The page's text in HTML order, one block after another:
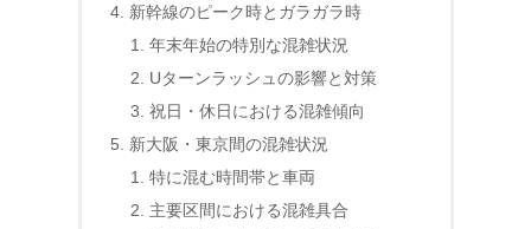
新幹線のピーク時とガラガラ時
年末年始の特別な混雑状況
Uターンラッシュの影響と対策
祝日・休日における混雑傾向
新大阪・東京間の混雑状況
特に混む時間帯と車両
主要区間における混雑具合